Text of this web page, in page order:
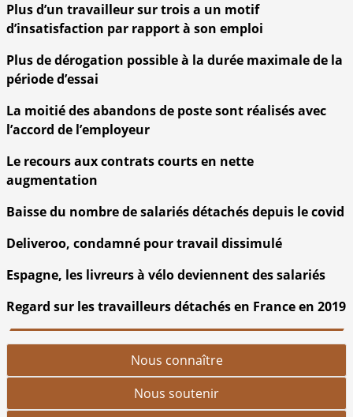
Plus d’un travailleur sur trois a un motif
d’insatisfaction par rapport à son emploi
Plus de dérogation possible à la durée maximale de la
période d’essai
La moitié des abandons de poste sont réalisés avec
l’accord de l’employeur
Le recours aux contrats courts en nette
augmentation
Baisse du nombre de salariés détachés depuis le covid
Deliveroo, condamné pour travail dissimulé
Espagne, les livreurs à vélo deviennent des salariés
Regard sur les travailleurs détachés en France en 2019
Nous connaître
Nous soutenir